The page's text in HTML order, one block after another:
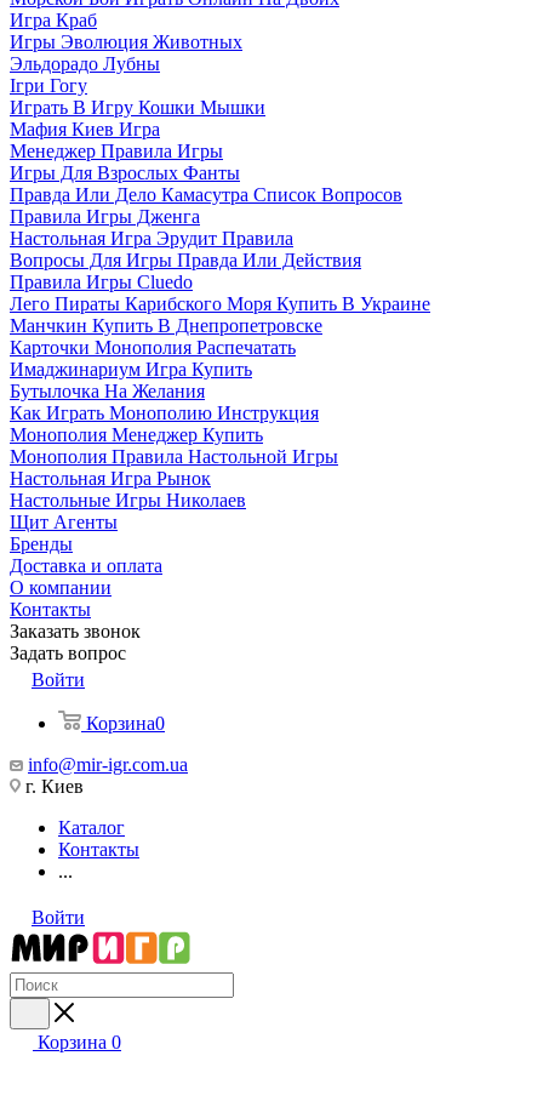
Игра Краб
Игры Эволюция Животных
Эльдорадо Лубны
Ігри Гогу
Играть В Игру Кошки Мышки
Мафия Киев Игра
Менеджер Правила Игры
Игры Для Взрослых Фанты
Правда Или Дело Камасутра Список Вопросов
Правила Игры Дженга
Настольная Игра Эрудит Правила
Вопросы Для Игры Правда Или Действия
Правила Игры Cluedo
Лего Пираты Карибского Моря Купить В Украине
Манчкин Купить В Днепропетровске
Карточки Монополия Распечатать
Имаджинариум Игра Купить
Бутылочка На Желания
Как Играть Монополию Инструкция
Монополия Менеджер Купить
Монополия Правила Настольной Игры
Настольная Игра Рынок
Настольные Игры Николаев
Щит Агенты
Бренды
Доставка и оплата
О компании
Контакты
Заказать звонок
Задать вопрос
Войти
Корзина0
info@mir-igr.com.ua
г. Киев
Каталог
Контакты
...
Войти
Корзина 0